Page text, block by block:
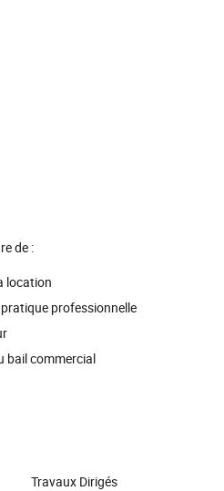
de :
location
professionnelle
bail commercial
Travaux Dirigés